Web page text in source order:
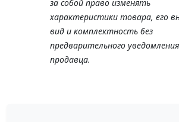
за собой право изменять
характеристики товара, его
вид и комплектность без
предварительного уведомления
продавца.